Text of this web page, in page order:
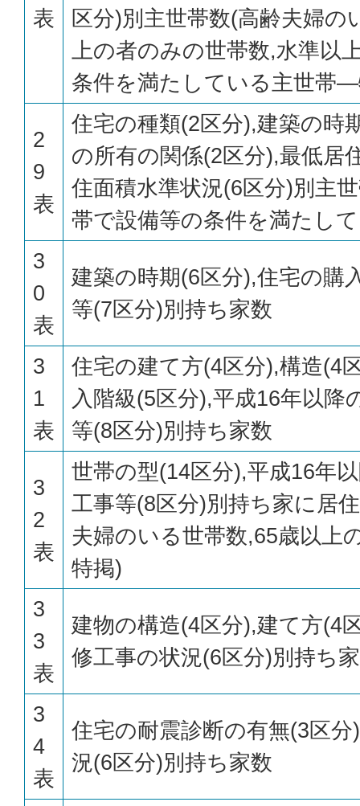
表
区分)別主世帯数(高齢夫婦の
上の者のみの世帯数,水準以
条件を満たしている主世帯
2
9
表
住宅の種類(2区分),建築の時
の所有の関係(2区分),最低居
住面積水準状況(6区分)別主
帯で設備等の条件を満たし
3
0
表
建築の時期(6区分),住宅の購
等(7区分)別持ち家数
3
1
表
住宅の建て方(4区分),構造(4
入階級(5区分),平成16年以降
等(8区分)別持ち家数
3
2
表
世帯の型(14区分),平成16年
工事等(8区分)別持ち家に居
夫婦のいる世帯数,65歳以上
特掲)
3
3
表
建物の構造(4区分),建て方(4
修工事の状況(6区分)別持ち
3
4
表
住宅の耐震診断の有無(3区
況(6区分)別持ち家数